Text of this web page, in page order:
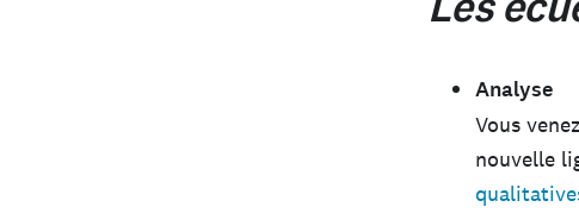
Analyse
Vous
nouvelle